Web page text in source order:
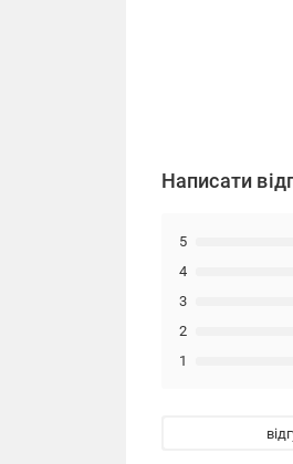
Написати
1
2
3
4
5